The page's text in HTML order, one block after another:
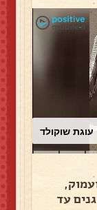
עוגת שוקולד
עד